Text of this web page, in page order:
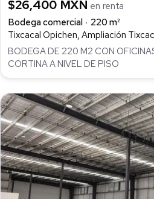
$26,400 MXN en renta
Bodega comercial
220 m²
Tixcacal Opichen, Ampliación
BODEGA DE 220 M2 CON
CORTINA A NIVEL DE PISO